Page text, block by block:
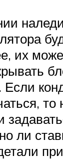
их
Если
то
ли